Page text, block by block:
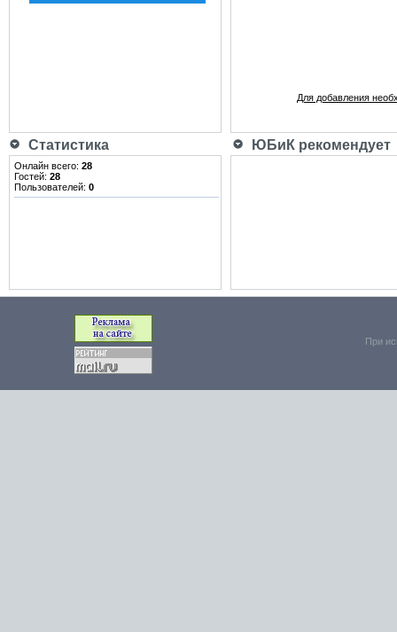
Для добавления
Статистика ЮБиК рекомендует
Онлайн всего: 28
Гостей: 28
Пользователей: 0
При